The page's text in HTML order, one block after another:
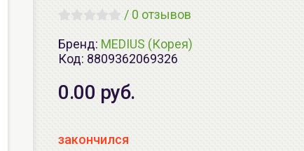
/ 0 отзывов
Бренд: MEDIUS (Корея)
Код: 8809362069326
0.00 руб.
закончился